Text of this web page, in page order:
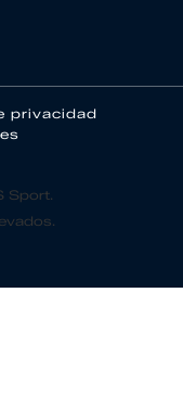
privacidad
Sport.